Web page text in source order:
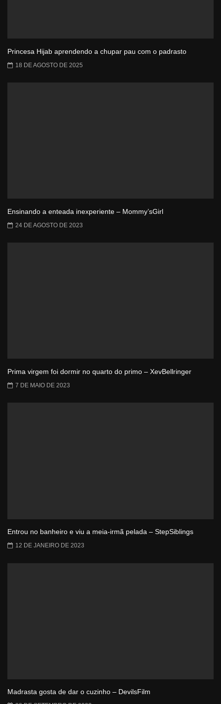
Princesa Hijab aprendendo a chupar pau com o padrasto
18 DE AGOSTO DE 2025
Ensinando a enteada inexperiente – Mommy’sGirl
24 DE AGOSTO DE 2023
Prima virgem foi dormir no quarto do primo – XevBellringer
7 DE MAIO DE 2023
Entrou no banheiro e viu a meia-irmã pelada – StepSiblings
12 DE JANEIRO DE 2023
Madrasta gosta de dar o cuzinho – DevilsFilm